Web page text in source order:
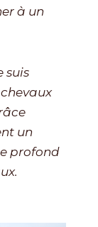
à un
suis
un
profond